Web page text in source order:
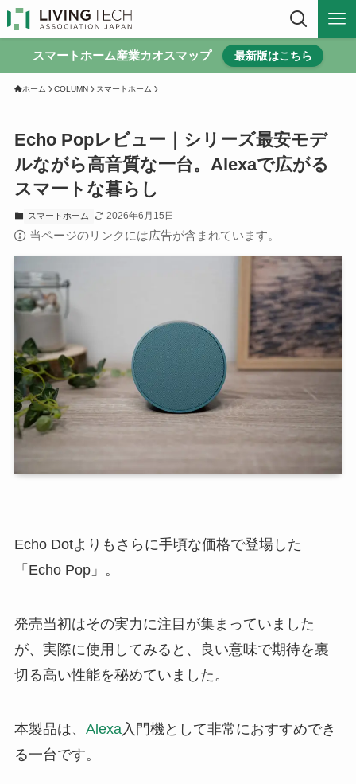
スマートホーム産業カオスマップ 最新版はこちら
ホーム COLUMN スマートホーム
Echo Popレビュー｜シリーズ最安モデ
ルながら高音質な一台。Alexaで広がる
スマートな暮らし
スマートホーム 2026年6月15日
当ページのリンクには広告が含まれています。
Echo Dotよりもさらに手頃な価格で登場した
「Echo Pop」。
発売当初はその実力に注目が集まっていました
が、実際に使用してみると、良い意味で期待を裏
切る高い性能を秘めていました。
本製品は、 Alexa入門機として非常におすすめでき
る一台です。